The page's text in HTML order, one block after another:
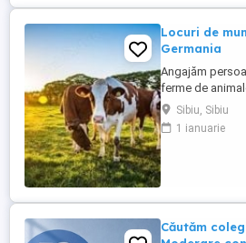
organizat, ...
Locuri de
Germania
Angajăm
ferme de
caprine, si
atractiv
plus ore
Sibiu, Sibiu
1 ianuarie
Căutăm